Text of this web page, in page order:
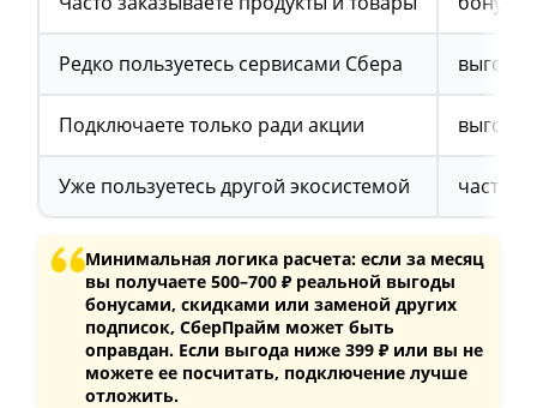
Редко пользуетесь сервисами Сбера выгода
Подключаете только ради акции выгода
Уже пользуетесь другой экосистемой часть
Минимальная логика расчета: если за месяц
вы получаете 500–700 ₽ реальной выгоды
бонусами, скидками или заменой других
подписок, СберПрайм может быть
оправдан. Если выгода ниже 399 ₽ или вы не
можете ее посчитать, подключение лучше
отложить.